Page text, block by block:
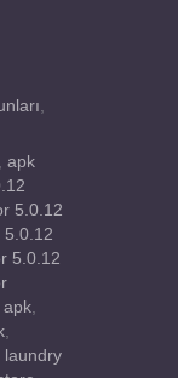
,
, apk
5.0.12
5.0.12
5.0.12
apk,
,
laundry